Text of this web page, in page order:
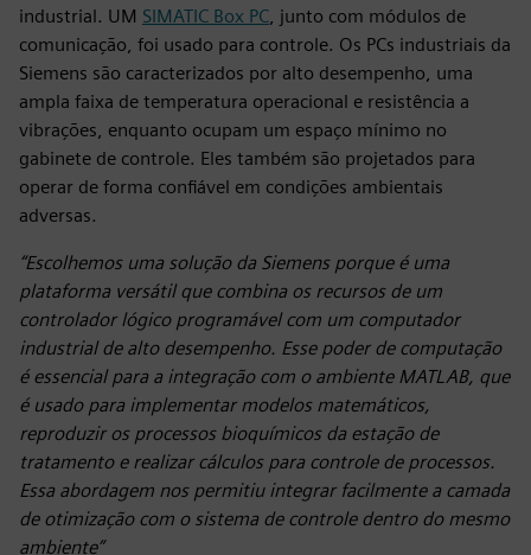
industrial. UM SIMATIC Box PC , junto com módulos de
comunicação, foi usado para controle. Os PCs industriais da
Siemens são caracterizados por alto desempenho, uma
ampla faixa de temperatura operacional e resistência a
vibrações, enquanto ocupam um espaço mínimo no
gabinete de controle. Eles também são projetados para
operar de forma confiável em condições ambientais
adversas.
“Escolhemos uma solução da Siemens porque é uma
plataforma versátil que combina os recursos de um
controlador lógico programável com um computador
industrial de alto desempenho. Esse poder de computação
é essencial para a integração com o ambiente MATLAB, que
é usado para implementar modelos matemáticos,
reproduzir os processos bioquímicos da estação de
tratamento e realizar cálculos para controle de processos.
Essa abordagem nos permitiu integrar facilmente a camada
de otimização com o sistema de controle dentro do mesmo
ambiente”